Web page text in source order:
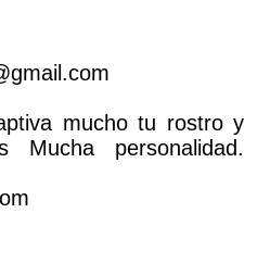
mucho tu rostro y
Mucha personalidad.